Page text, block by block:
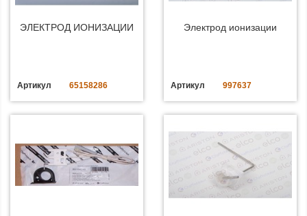
ЭЛЕКТРОД ИОНИЗАЦИИ
Артикул 65158286
Электрод ионизации
Артикул 997637